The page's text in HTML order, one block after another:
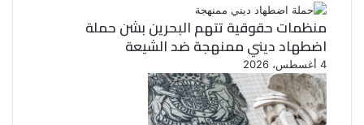
منظمات حقوقية تتهم البحرين بشن حملة
اضطهاد ديني ممنهجة ضد الشيعة
4 أغسطس، 2026